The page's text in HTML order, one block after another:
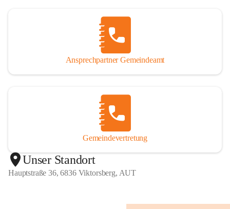
Ansprechpartner Gemeindeamt
Gemeindevertretung
Unser Standort
Hauptstraße 36, 6836 Viktorsberg, AUT